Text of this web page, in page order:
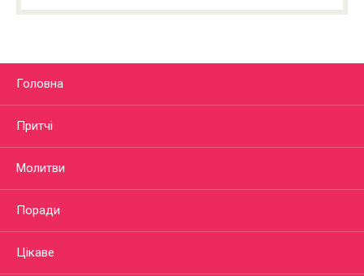
Головна
Притчі
Молитви
Поради
Цікаве